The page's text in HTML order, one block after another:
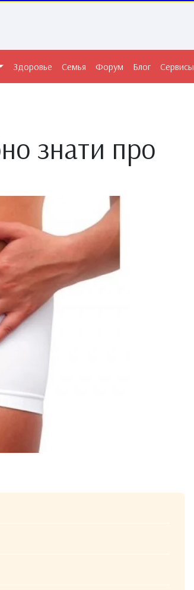
Здоровье Семья Форум Блог Сервисы
знати про